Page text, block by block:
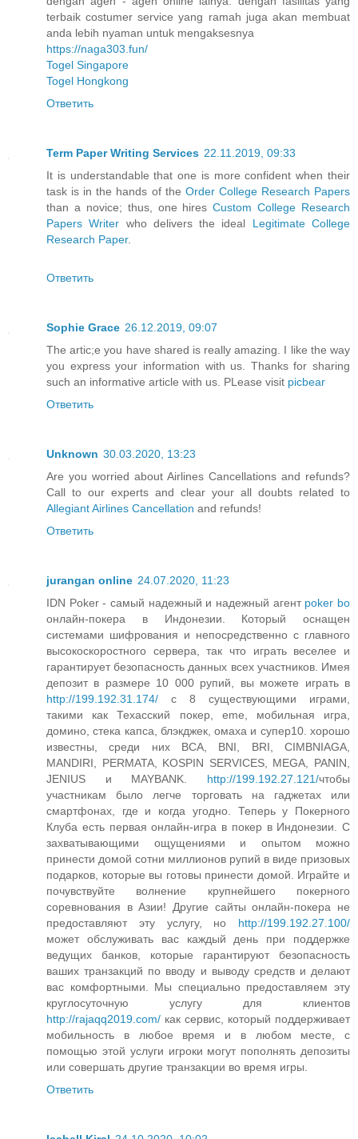
terbaik costumer service yang ramah juga akan membuat
anda lebih nyaman untuk mengaksesnya
https://naga303.fun/
Togel Singapore
Togel Hongkong
Ответить
Term Paper Writing Services 22.11.2019, 09:33
It is understandable that one is more confident when their
task is in the hands of the Order College Research Papers
than a novice; thus, one hiresCustom College Research
Papers Writer who delivers the ideal Legitimate College
Research Paper.
Ответить
Sophie Grace 26.12.2019, 09:07
The artic;e you have shared is really amazing. I like the way
you express your information with us. Thanks for sharing
such an informative article with us. PLease visit picbear
Ответить
Unknown 30.03.2020, 13:23
Are you worried about Airlines Cancellations and refunds?
Call to our experts and clear your all doubts related to
Allegiant Airlines Cancellation and refunds!
Ответить
jurangan online 24.07.2020, 11:23
IDN Poker - самый надежный и надежный агент poker bo
онлайн-покера в Индонезии. Который оснащен
системами шифрования и непосредственно с главного
высокоскоростного сервера, так что играть веселее и
гарантирует безопасность данных всех участников. Имея
депозит в размере 10 000 рупий, вы можете играть в
http://199.192.31.174/ с 8 существующими играми,
такими как Техасский покер, eme, мобильная игра,
домино, стека капса, блэкджек, омаха и супер10. хорошо
известны, среди них BCA, BNI, BRI, CIMBNIAGA,
MANDIRI, PERMATA, KOSPIN SERVICES, MEGA, PANIN,
JENIUS и MAYBANK. http://199.192.27.121/чтобы
участникам было легче торговать на гаджетах или
смартфонах, где и когда угодно. Теперь у Покерного
Клуба есть первая онлайн-игра в покер в Индонезии. С
захватывающими ощущениями и опытом можно
принести домой сотни миллионов рупий в виде призовых
подарков, которые вы готовы принести домой. Играйте и
почувствуйте волнение крупнейшего покерного
соревнования в Азии! Другие сайты онлайн-покера не
предоставляют эту услугу, но http://199.192.27.100/
может обслуживать вас каждый день при поддержке
ведущих банков, которые гарантируют безопасность
ваших транзакций по вводу и выводу средств и делают
вас комфортными. Мы специально предоставляем эту
круглосуточную услугу для клиентов
http://rajaqq2019.com/ как сервис, который поддерживает
мобильность в любое время и в любом месте, с
помощью этой услуги игроки могут пополнять депозиты
или совершать другие транзакции во время игры.
Ответить